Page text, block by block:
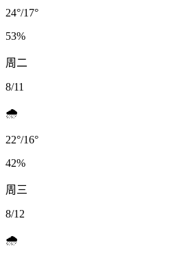
24°/17°
53%
周二
8/11
🌧️
22°/16°
42%
周三
8/12
🌧️